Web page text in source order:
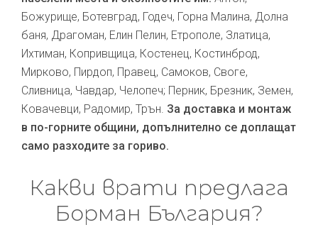
Божурище, Ботевград, Годеч, Горна Малина, Долна
баня, Драгоман, Елин Пелин, Етрополе, Златица,
Ихтиман, Копривщица, Костенец, Костинброд,
Мирково, Пирдоп, Правец, Самоков, Своге,
Сливница, Чавдар, Челопеч; Перник, Брезник, Земен,
Ковачевци, Радомир, Трън. За доставка и монтаж
в по-горните общини, допълнително се доплащат
само разходите за гориво.
Какви врати предлага
Борман България?